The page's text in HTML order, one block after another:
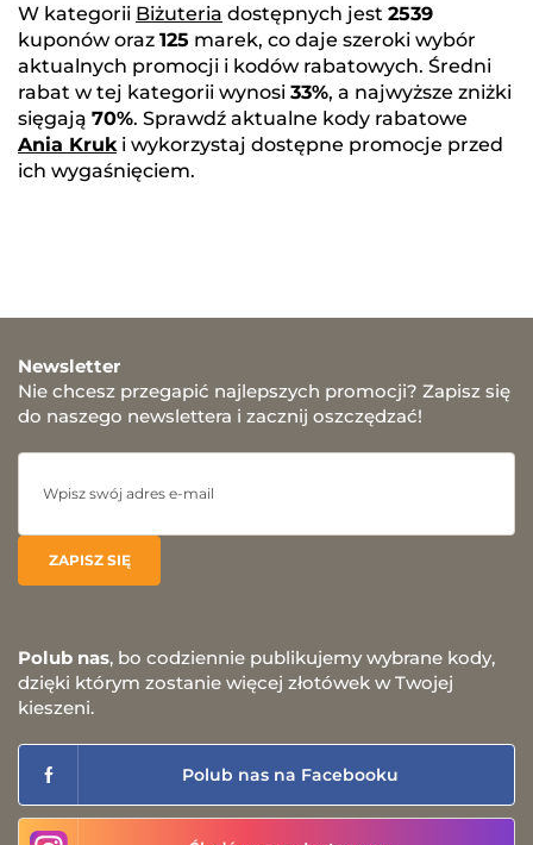
W kategorii Biżuteria dostępnych jest 2539
kuponów oraz 125 marek, co daje szeroki wybór
aktualnych promocji i kodów rabatowych. Średni
rabat w tej kategorii wynosi 33%, a najwyższe zniżki
sięgają 70%. Sprawdź aktualne kody rabatowe
Ania Kruk i wykorzystaj dostępne promocje przed
ich wygaśnięciem.
Newsletter
Nie chcesz przegapić najlepszych promocji? Zapisz się
do naszego newslettera i zacznij oszczędzać!
Polub nas, bo codziennie publikujemy wybrane kody,
dzięki którym zostanie więcej złotówek w Twojej
kieszeni.
Polub nas na Facebooku